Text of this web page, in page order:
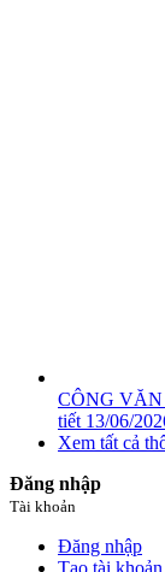
CÔNG
tiết 13/06/
Xem tất cả
Đăng nhập
Tài khoản
Đăng nhập
Tạo tài khoản